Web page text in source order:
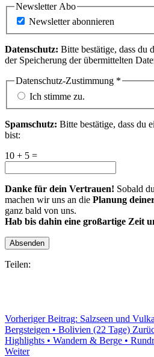
Newsletter Abo
Newsletter abonnieren
Datenschutz: Bitte bestätige, dass du
der Speicherung der übermittelten
Datenschutz-Zustimmung *
Ich stimme zu.
Spamschutz: Bitte bestätige, dass du
bist:
10 + 5 =
Danke für dein Vertrauen! Sobald
machen wir uns an die Planung
ganz bald von uns.
Hab bis dahin eine großartige Zeit
Absenden
Teilen:
Vorheriger Beitrag: Salzseen und
Bergsteigen • Bolivien (22 Tage)
Highlights • Wandern & Berge •
Weiter